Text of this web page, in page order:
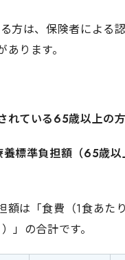
方は、保険者による
ります。
れている65歳以上の
標準負担額（65歳以
額は「食費（1食あた
」の合計です。